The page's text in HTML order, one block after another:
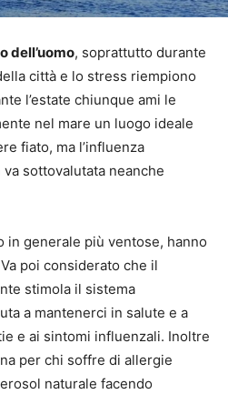
dell’uomo, soprattutto durante
città e lo stress riempiono
l’estate chiunque ami le
nel mare un luogo ideale
fiato, ma l’influenza
sottovalutata neanche
in generale più ventose, hanno
poi considerato che il
stimola il sistema
a mantenerci in salute e a
e ai sintomi influenzali. Inoltre
per chi soffre di allergie
naturale facendo